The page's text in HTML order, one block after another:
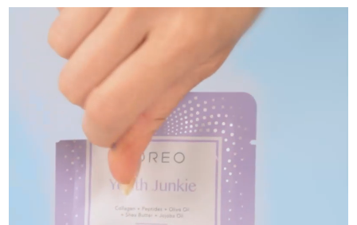
États-Unis Livraison estimée
Ouzbékistan Livraison estimée
Viêt Nam Livraison estimée